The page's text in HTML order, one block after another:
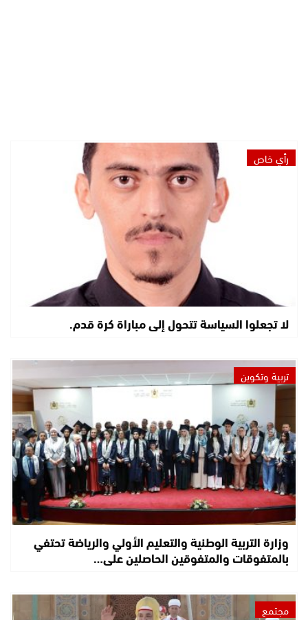
رأي خاص
لا تجعلوا السياسة تتحول إلى مباراة كرة قدم.
تربية وتكوين
وزارة التربية الوطنية والتعليم الأولي والرياضة تحتفي
بالمتفوقات والمتفوقين الحاصلين على…
مجتمع